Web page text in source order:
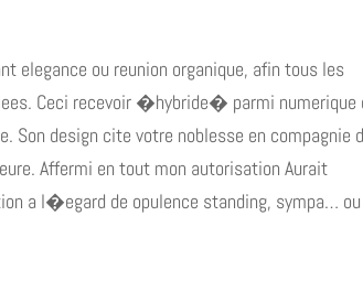
elegance ou reunion organique, afin tous les
Ceci recevoir �hybride� parmi numerique
Son design cite votre noblesse en compagnie
Affermi en tout mon autorisation Aurait
a l�egard de opulence standing, sympa… ou